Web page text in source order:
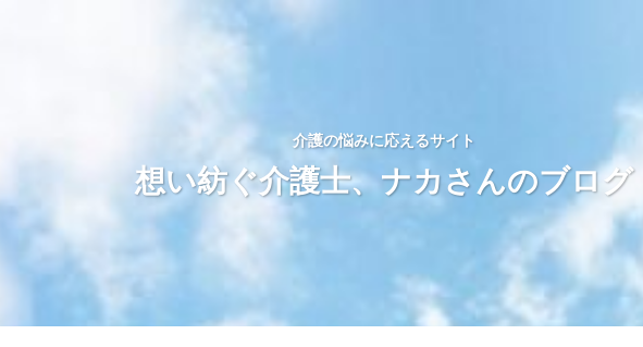
介護の悩みに応えるサイト
想い紡ぐ介護士、ナカさんのブログ